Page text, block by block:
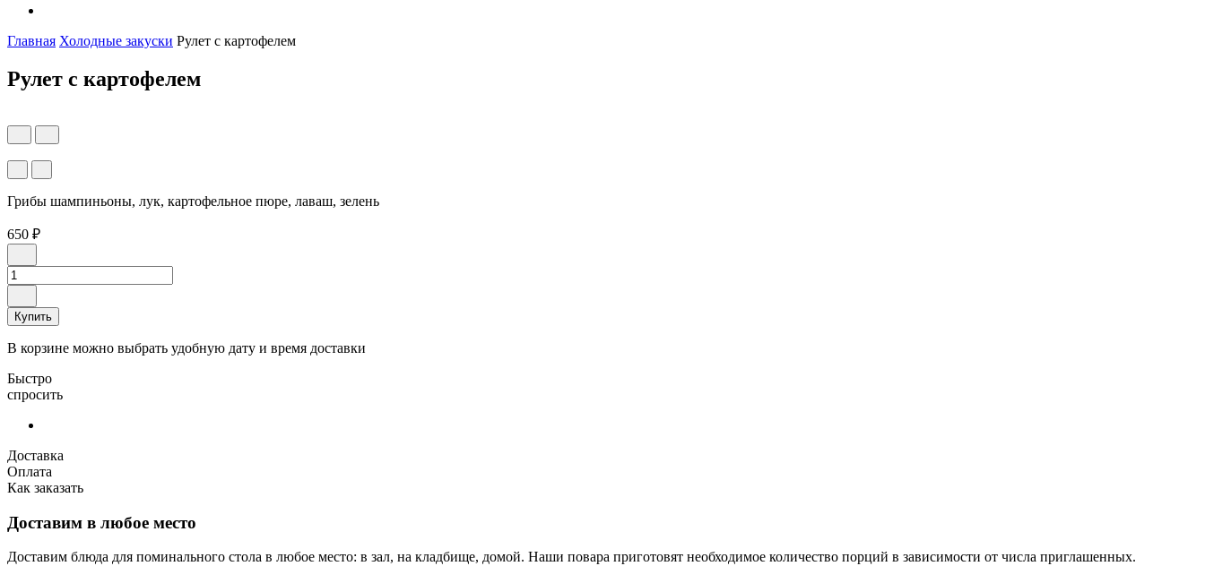
Главная Холодные закуски Рулет с картофелем
Рулет с картофелем
Грибы шампиньоны, лук, картофельное пюре, лаваш, зелень
650 ₽
Купить
В корзине можно выбрать удобную дату и время доставки
Быстро
спросить
Доставка
Оплата
Как заказать
Доставим в любое место
Доставим блюда для поминального стола в любое место: в зал, на кладбище, домой. Наши повара приготовят необходимое количество порций в зависимости от числа приглашенных.